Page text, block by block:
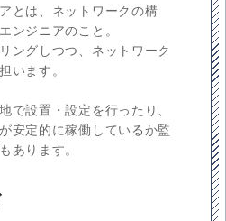
とは、ネットワークの構
ンジニアのこと。
ングしつつ、ネットワーク
います。
で設置・設定を行ったり、
安定的に稼働しているか監
あります。